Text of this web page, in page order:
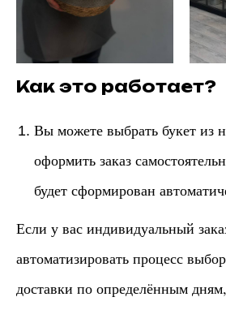
Как это работает?
Вы можете выбрать букет из
оформить заказ
будет сформирован
Если у вас индивидуальный
автоматизировать процесс
доставки по определённым